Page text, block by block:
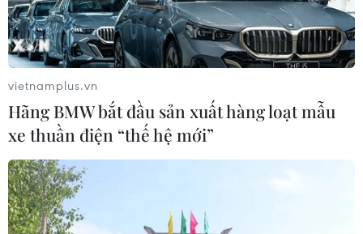
26/8 tới đây sẽ tạm dừng để thực hiện kiểm tra,
rà soát theo Công điện số 82 của Thủ tướng Chính
phủ về việc chấn chỉnh công tác đấu giá quyền sử
dụng đất.
Trước tình hình trên, các quận, huyện Hoài
Đức, Thanh Oai, Hà Đông liên tiếp ra thông báo
tạm dừng đấu giá vào cuối tháng 8 và tháng
9/2024.
Cụ thể, Công ty Đấu giá hợp danh số 5 - Quốc gia
vietnamplus.vn
Hãng BMW bắt đầu sản xuất hàng loạt mẫu
xe thuần điện “thế hệ mới”